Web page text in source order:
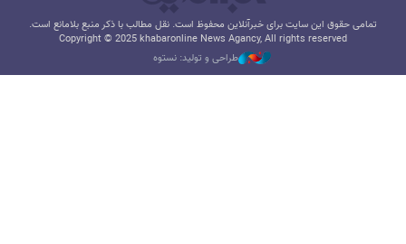
تمامی حقوق این سایت برای خبرآنلاین محفوظ است. نقل مطالب با ذکر منبع بلامانع است.
Copyright © 2025 khabaronline News Agancy, All rights reserved
طراحی و تولید: نستوه